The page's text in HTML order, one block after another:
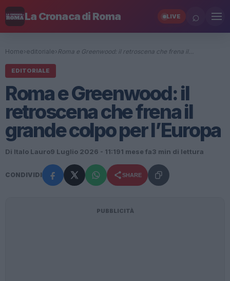
La Cronaca di Roma LIVE ⌕
Home› editoriale› Roma e Greenwood: il retroscena che frena il…
EDITORIALE
Roma e Greenwood: il
retroscena che frena il
grande colpo per l’Europa
Di Italo Lauro9 Luglio 2026 - 11:191 mese fa3 min di lettura
CONDIVIDI SHARE
PUBBLICITÀ